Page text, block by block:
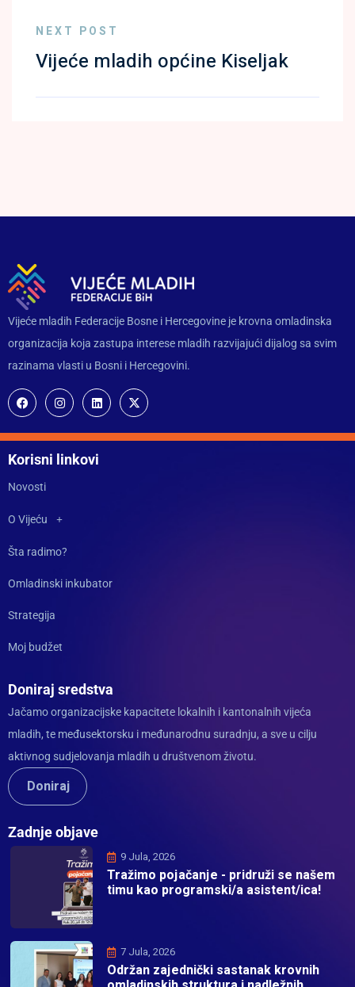
NEXT POST
Vijeće mladih općine Kiseljak
Vijeće mladih Federacije Bosne i Hercegovine je krovna omladinska
organizacija koja zastupa interese mladih razvijajući dijalog sa svim
razinama vlasti u Bosni i Hercegovini.
Korisni linkovi
Novosti
O Vijeću
Šta radimo?
Omladinski inkubator
Strategija
Moj budžet
Doniraj sredstva
Jačamo organizacijske kapacitete lokalnih i kantonalnih vijeća
mladih, te međusektorsku i međunarodnu suradnju, a sve u cilju
aktivnog sudjelovanja mladih u društvenom životu.
Doniraj
Zadnje objave
9 Jula, 2026
Tražimo pojačanje - pridruži se našem
timu kao programski/a asistent/ica!
7 Jula, 2026
Održan zajednički sastanak krovnih